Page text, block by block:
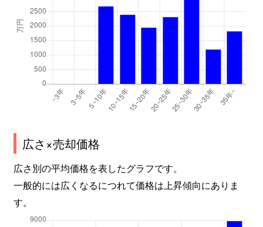
広さ×売却価格
広さ別の平均価格を表したグラフです。
一般的には広くなるにつれて価格は上昇傾向にありま
す。